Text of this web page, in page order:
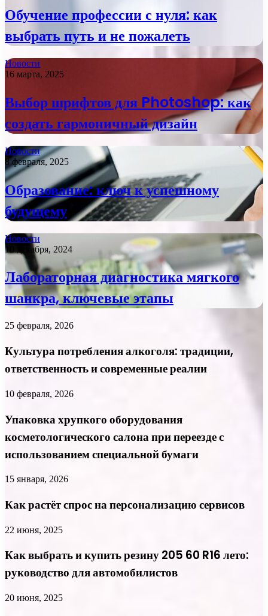
Обучение профессии с нуля: как
выбрать путь и не пожалеть
Новости
16 марта, 2025
Выбор шрифтов для Photoshop: как
создать гармоничный дизайн
Новости
8 февраля, 2025
Образование: ключ к успешному
будущему
Новости
10 декабря, 2024
Лабораторная диагностика мягкого
шанкра, ключевые этапы
25 февраля, 2026
Культура потребления алкоголя: традиции,
ответственность и современные реалии
10 февраля, 2026
Упаковка хрупкого оборудования
косметологического салона при переезде с
использованием специальной бумаги
15 января, 2026
Как растёт спрос на персонализацию сервисов
22 июня, 2025
Как выбрать и купить резину 205 60 R16 лето:
руководство для автомобилистов
20 июня, 2025